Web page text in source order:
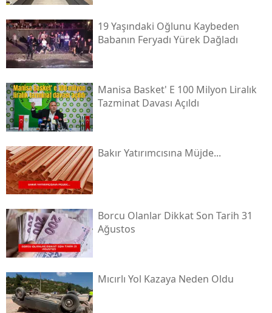
19 Yaşındaki Oğlunu Kaybeden
Babanın Feryadı Yürek Dağladı
Manisa Basket' E 100 Milyon Liralık
Tazminat Davası Açıldı
Bakır Yatırımcısına Müjde...
Borcu Olanlar Dikkat Son Tarih 31
Ağustos
Mıcırlı Yol Kazaya Neden Oldu